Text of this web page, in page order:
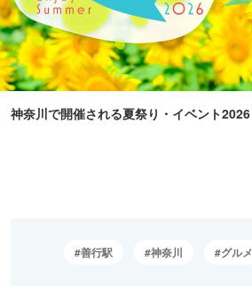
神奈川で開催される夏祭り・イベント2026
善行駅 神奈川 グルメ